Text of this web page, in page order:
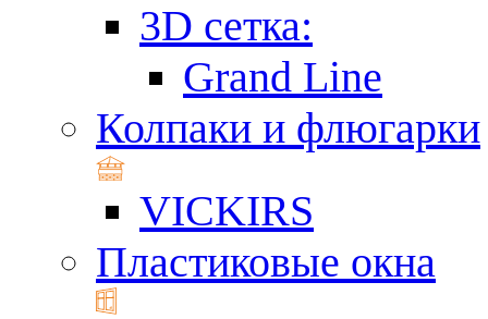
3D сетка:
Grand Line
Колпаки и флюгарки
VICKIRS
Пластиковые окна